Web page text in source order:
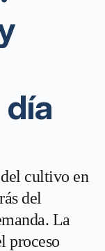
cultivo en
del
La
proceso